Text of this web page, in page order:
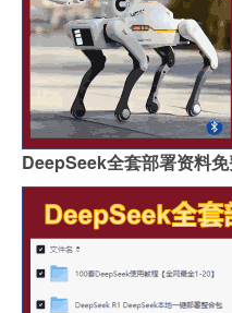
DeepSeek全套部署资料